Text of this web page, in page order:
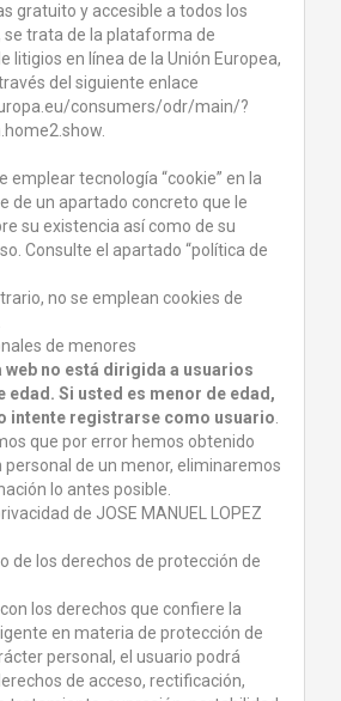
gratuito y accesible a todos los
se trata de la plataforma de
litigios en línea de la Unión Europea,
del siguiente enlace
consumers/odr/main/?
emplear tecnología “cookie” en la
de un apartado concreto que le
su existencia así como de su
Consulte el apartado “política de
no se emplean cookies de
de menores
web no está dirigida a usuarios
edad. Si usted es menor de edad,
intente registrarse como usuario
que por error hemos obtenido
de un menor, eliminaremos
lo antes posible.
de JOSE MANUEL LOPEZ
de los derechos de protección de
los derechos que confiere la
en materia de protección de
personal, el usuario podrá
de acceso, rectificación,